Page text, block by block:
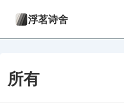
浮茗诗舍
所有